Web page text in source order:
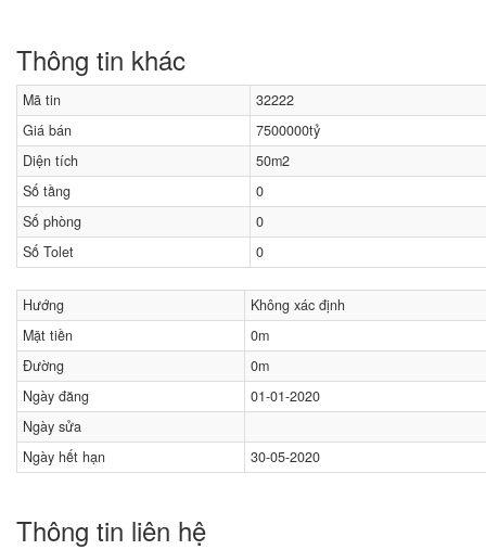
Thông tin khác
Mã tin
32222
Giá bán
7500000tỷ
Diện tích
50m2
Số tầng
0
Số phòng
0
Số Tolet
0
Hướng
Không xác định
Mặt tiền
0m
Đường
0m
Ngày đăng
01-01-2020
Ngày sửa
Ngày hết hạn
30-05-2020
Thông tin liên hệ